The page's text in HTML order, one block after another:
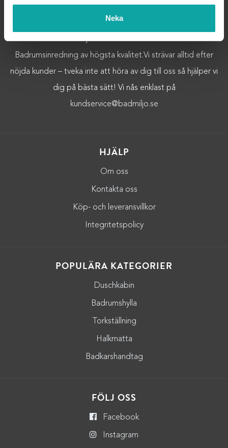
Neka
OM OSS
Välkommen till Badmiljö! Här hittar du Badrumstillbehör och
Badrumsinredning av högsta kvalitet.Vi strävar alltid efter
nöjda kunder – tveka inte att höra av dig till oss så hjälper vi
dig på bästa sätt! Vi nås enklast på
kundservice@badmiljo.se
HJÄLP
Om oss
Kontakta oss
Köp- och leveransvillkor
Integritetspolicy
POPULÄRA KATEGORIER
Duschkabin
Badrumshylla
Torkställning
Halkmatta
Badkarshandtag
FÖLJ OSS
Facebook
Instagram